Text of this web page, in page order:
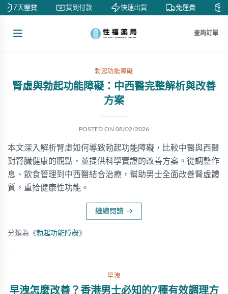
7天鑒賞 貨到付款 快速出貨 免運費 私
查詢訂單
勃起功能障礙
腎虛與勃起功能障礙：中西醫完整解析與改善
方案
POSTED ON 08/02/2026
本文深入解析腎虛如何導致勃起功能障礙，比較中醫與西醫
對腎臟健康的觀點，並提供科學實證的改善方案。從調整作
息、飲食管理到中西醫結合治療，幫助男士全面改善腎虛體
質，重拾健康性功能。
繼續閱讀 →
分類為《勃起功能障礙》
早洩
早洩怎麼改善？香港男士必知的7種有效調理方